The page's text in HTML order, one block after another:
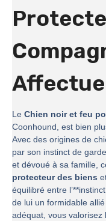
Le Chien noir et feu
Coonhound, est bien
Avec des origines de
par son instinct de
et dévoué à sa famille,
protecteur des biens
équilibré entre
de lui un formidable
adéquat, vous